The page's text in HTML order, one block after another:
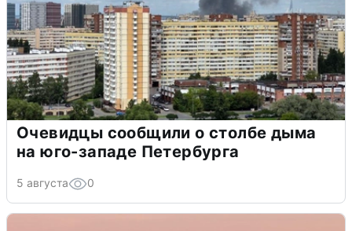
Очевидцы сообщили о столбе дыма
на юго-западе Петербурга
5 августа 0